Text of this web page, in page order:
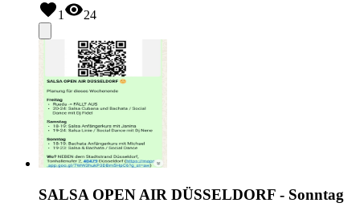
1
24
SALSA OPEN AIR DÜSSELDORF - Sonntag